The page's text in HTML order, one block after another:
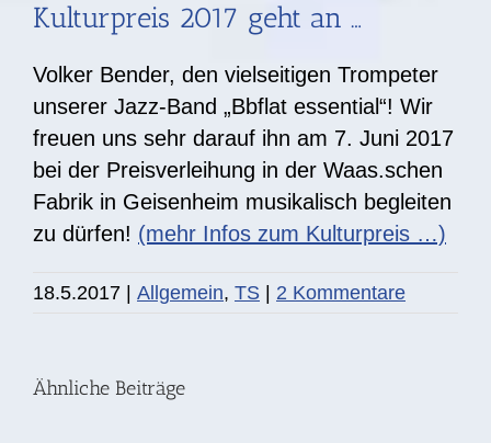
Kulturpreis 2017 geht an …
Volker Bender, den vielseitigen Trompeter
unserer Jazz-Band „Bbflat essential“! Wir
freuen uns sehr darauf ihn am 7. Juni 2017
bei der Preisverleihung in der Waas.schen
Fabrik in Geisenheim musikalisch begleiten
zu dürfen! (mehr Infos zum Kulturpreis …)
18.5.2017 | Allgemein, TS | 2 Kommentare
Ähnliche Beiträge
DIE